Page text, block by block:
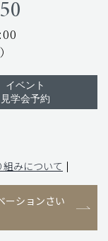
イベント
見学会予約
組みについて
ーションさい